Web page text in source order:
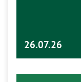
26.07.26